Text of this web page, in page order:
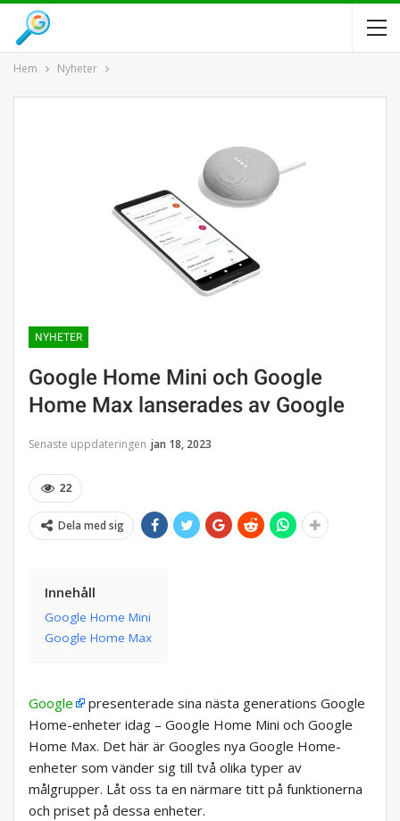
Hem Nyheter
NYHETER
Google Home Mini och Google
Home Max lanserades av Google
Senaste uppdateringen jan 18, 2023
22
Dela med sig
Innehåll
Google Home Mini
Google Home Max
Google
presenterade sina nästa generations Google
Home-enheter idag – Google Home Mini och Google
Home Max. Det här är Googles nya Google Home-
enheter som vänder sig till två olika typer av
målgrupper. Låt oss ta en närmare titt på funktionerna
och priset på dessa enheter.